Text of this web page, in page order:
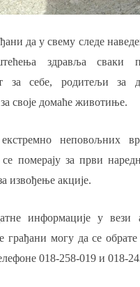
да у свему следе
здравља сваки
за себе,
родитељи за
своје домаће животиње.
неповољних
се померају за први
извођење акције.
информације у вези
грађани могу да се
018-258-019 и 018-